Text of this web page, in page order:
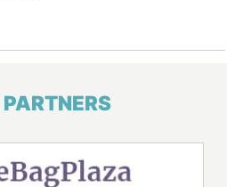
PARTNERS